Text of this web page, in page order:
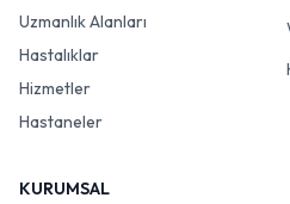
Uzmanlık Alanları
Hastalıklar
Hizmetler
Hastaneler
KURUMSAL